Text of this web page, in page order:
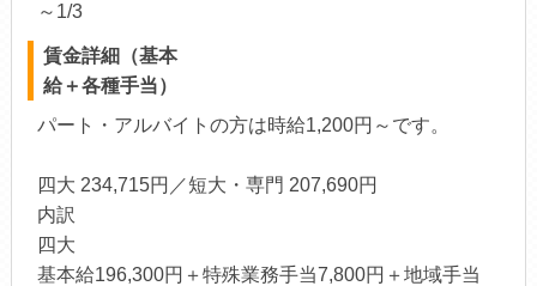
～1/3
賃金詳細（基本
給＋各種手当）
パート・アルバイトの方は時給1,200円～です。
四大 234,715円／短大・専門 207,690円
内訳
四大
基本給196,300円＋特殊業務手当7,800円＋地域手当